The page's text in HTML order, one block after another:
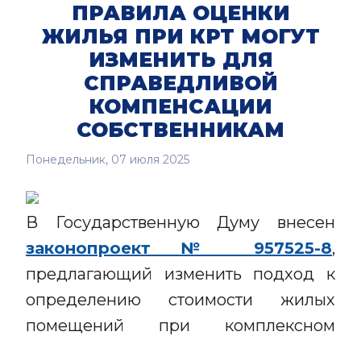
ПРАВИЛА ОЦЕНКИ
ЖИЛЬЯ ПРИ КРТ МОГУТ
ИЗМЕНИТЬ ДЛЯ
СПРАВЕДЛИВОЙ
КОМПЕНСАЦИИ
СОБСТВЕННИКАМ
Понедельник, 07 июля 2025
В Государственную Думу внесен
законопроект № 957525-8,
предлагающий изменить подход к
определению стоимости жилых
помещений при комплексном